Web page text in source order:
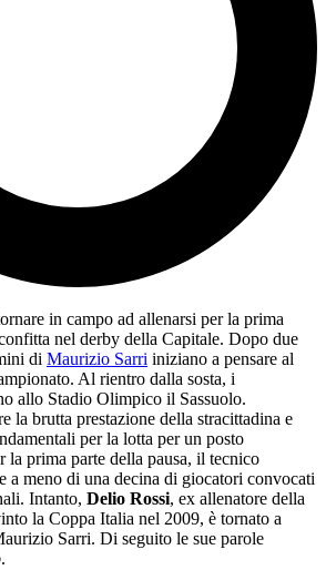
in campo ad allenarsi per la prima
nel derby della Capitale. Dopo due
di Maurizio Sarri iniziano a pensare al
Al rientro dalla sosta, i
allo Stadio Olimpico il Sassuolo.
la brutta prestazione della stracittadina e
per la lotta per un posto
la prima parte della pausa, il tecnico
a meno di una decina di giocatori convocati
Intanto, Delio Rossi, ex allenatore della
la Coppa Italia nel 2009, è tornato a
Sarri. Di seguito le sue parole
.